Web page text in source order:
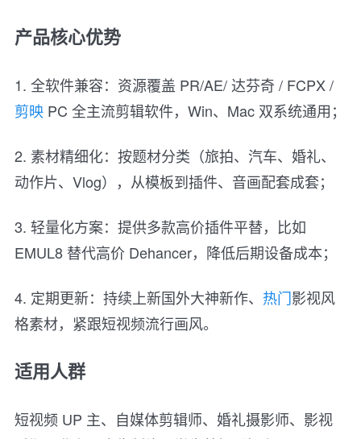
产品核心优势
1. 全软件兼容：资源覆盖 PR/AE/ 达芬奇 / FCPX /
剪映 PC 全主流剪辑软件，Win、Mac 双系统通用；
2. 素材精细化：按题材分类（旅拍、汽车、婚礼、
动作片、Vlog），从模板到插件、音画配套成套；
3. 轻量化方案：提供多款高价插件平替，比如
EMUL8 替代高价 Dehancer，降低后期设备成本；
4. 定期更新：持续上新国外大神新作、 热门影视风
格素材，紧跟短视频流行画风。
适用人群
短视频 UP 主、自媒体剪辑师、婚礼摄影师、影视